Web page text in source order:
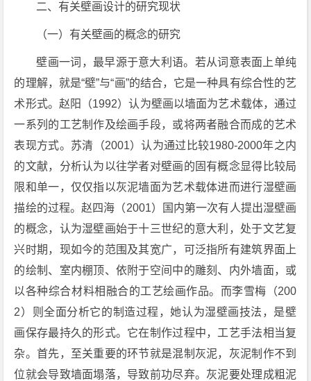
二、有关壁画设计的研究现状
（一）有关壁画的概念的研究
壁画一词，最早源于意大利语。若从词意表面上单纯
的理解，就是“壁”与“画”的结合，它是一种具有综合性的艺
术形式。赵阳（1992）认为壁画以墙面为艺术载体，通过
一系列的工艺制作及绘画手段，或将两者融合而成的艺术
表现方式。苏清（2001）认为通过比较1980-2000年之内
的文献，分析认为以往学者对壁画的固有概念显得比较局
限和单一，仅仅指以灰泥墙面为艺术载体进而进行湿壁画
描绘的过程。赵四海（2001）国内第一次有人提出湿壁画
的概念，认为湿壁画始于十三世纪的意大利，处于文艺复
兴时期，现如今的范围及其宽广，可泛指所有建筑界面上
的绘制、室内棚顶、依附于空间中的雕刻、内外墙面，或
以各种综合材料相融合的工艺绘画作品。而李雪梅（200
2）则全面分析它的制造过程，她认为湿壁画技法，是壁
画保存最持久的形式。它在制作过程中，工艺手法相当复
杂。首先，至关重要的环节就是混制灰泥，灰泥制作不到
位就会导致墙面塌落，导致前功尽弃。灰泥要处理成粗泥